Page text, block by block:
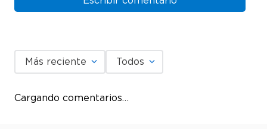
Más reciente Todos
Cargando comentarios…